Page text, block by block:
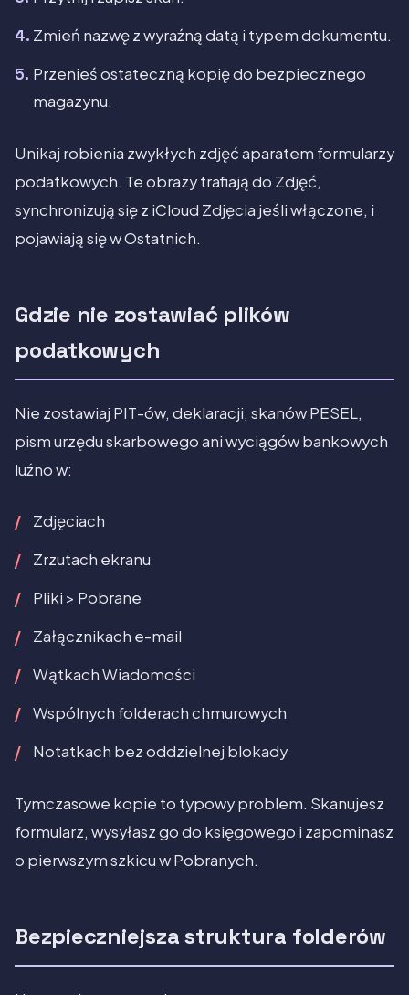
Zmień nazwę z wyraźną datą i typem dokumentu.
Przenieś ostateczną kopię do bezpiecznego
magazynu.
Unikaj robienia zwykłych zdjęć aparatem formularzy
podatkowych. Te obrazy trafiają do Zdjęć,
synchronizują się z iCloud Zdjęcia jeśli włączone, i
pojawiają się w Ostatnich.
Gdzie nie zostawiać plików
podatkowych
Nie zostawiaj PIT-ów, deklaracji, skanów PESEL,
pism urzędu skarbowego ani wyciągów bankowych
luźno w:
Zdjęciach
Zrzutach ekranu
Pliki > Pobrane
Załącznikach e-mail
Wątkach Wiadomości
Wspólnych folderach chmurowych
Notatkach bez oddzielnej blokady
Tymczasowe kopie to typowy problem. Skanujesz
formularz, wysyłasz go do księgowego i zapominasz
o pierwszym szkicu w Pobranych.
Bezpieczniejsza struktura folderów